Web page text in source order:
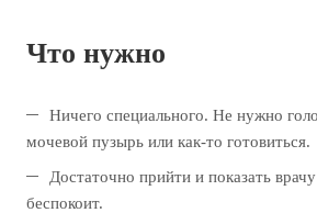
Что нужно
Ничего специального. Не нужно
мочевой пузырь или как-то готовиться.
Достаточно прийти и показать
беспокоит.